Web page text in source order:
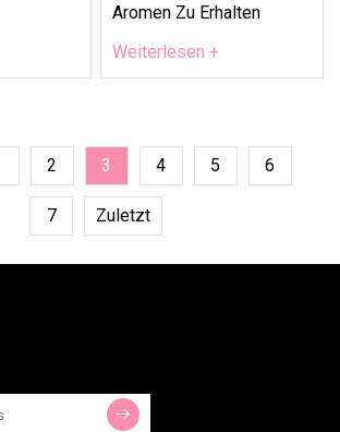
Aromen Zu Erhalten
Weiterlesen +
2 3 4 5 6
7 Zuletzt